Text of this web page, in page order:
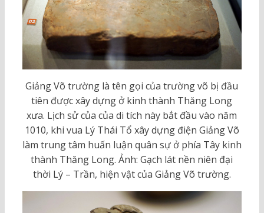
Giảng Võ trường là tên gọi của trường võ bị đầu
tiên được xây dựng ở kinh thành Thăng Long
xưa. Lịch sử của của di tích này bắt đầu vào năm
1010, khi vua Lý Thái Tổ xây dựng điện Giảng Võ
làm trung tâm huấn luận quân sự ở phía Tây kinh
thành Thăng Long. Ảnh: Gạch lát nền niên đại
thời Lý – Trần, hiện vật của Giảng Võ trường.